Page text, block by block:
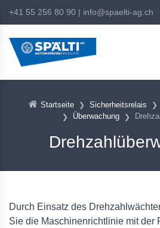
+41 55 256 80 90 | info@spaelti-ag.ch
Startseite Sicherheitsrelais
Überwachung
Durch Einsatz des
Sie die Maschinenrichtlinie mit der